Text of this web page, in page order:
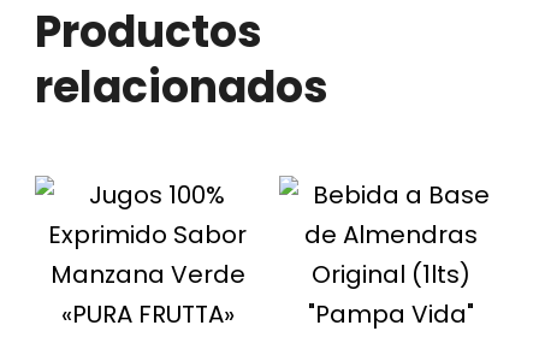
Productos
relacionados